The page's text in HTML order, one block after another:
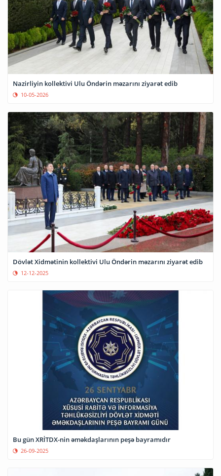
Nazirliyin kollektivi Ulu Öndərin məzarını ziyarət edib
10-05-2026
Dövlət Xidmətinin kollektivi Ulu Öndərin məzarını ziyarət edib
12-12-2025
Bu gün XRİTDX-nin əməkdaşlarının peşə bayramıdır
26-09-2025